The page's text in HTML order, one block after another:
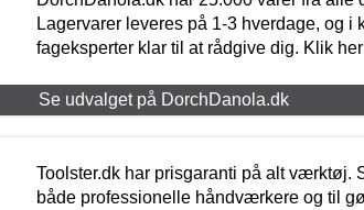
Lagervarer leveres på 1-3 hverdage, og i
fageksperter klar til at rådgive dig. Klik
Se udvalget på DorchDanola.dk
Toolster.dk har prisgaranti på alt værktøj.
både professionelle håndværkere og til